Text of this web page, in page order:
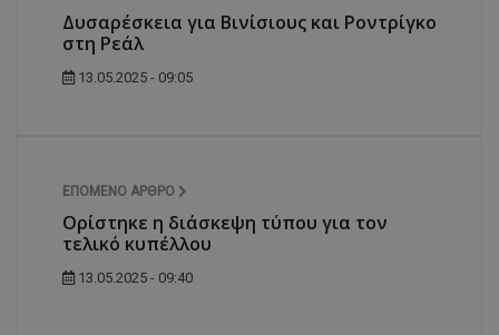
Δυσαρέσκεια για Βινίσιους και Ροντρίγκο
στη Ρεάλ
13.05.2025 - 09:05
ΕΠΌΜΕΝΟ ΆΡΘΡΟ
Ορίστηκε η διάσκεψη τύπου για τον
τελικό κυπέλλου
13.05.2025 - 09:40